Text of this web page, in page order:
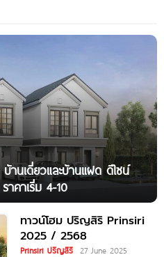
านเดี่ยวและบ้านแฝด ดีไซน์
าคาเริ่ม 4-10
ทาวน์โฮม ปริญสิริ Prinsiri
2025 / 2568
Prinsiri ปริญสิริ 27 June 2025